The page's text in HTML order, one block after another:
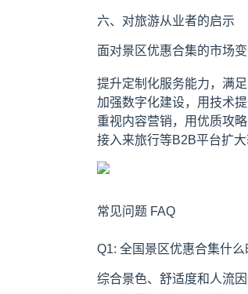
六、对旅游从业者的启示
面对景区优惠合集的市场
提升定制化服务能力，满
加强数字化建设，用技术
重视内容营销，用优质攻
接入来旅行等B2B平台扩
常见问题 FAQ
Q1: 全国景区优惠合集什么
综合景色、舒适度和人流